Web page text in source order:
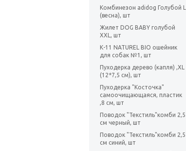
Комбинезон adidog Голубой L
(весна), шт
Жилет DOG BABY голубой
XXL, шт
К-11 NATUREL BIO ошейник
для собак №1, шт
Пуходерка дерево (капля) ,XL
(12*7,5 см), шт
Пуходерка "Косточка"
самоочищающаяся, пластик
,8 см, шт
Поводок "Текстиль"комби 2,5
см черный, шт
Поводок "Текстиль"комби 2,5
см синий, шт